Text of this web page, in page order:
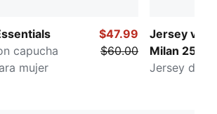
capucha
mujer
$47.99
$60.00
Jersey
Milan 25/26
Jersey de